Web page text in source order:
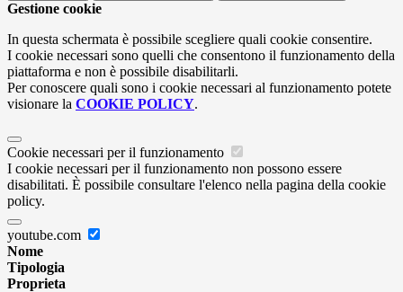
Gestione cookie
In questa schermata è possibile scegliere quali cookie consentire.
I cookie necessari sono quelli che consentono il funzionamento della
piattaforma e non è possibile disabilitarli.
Per conoscere quali sono i cookie necessari al funzionamento potete
visionare la COOKIE POLICY.
Cookie necessari per il funzionamento
I cookie necessari per il funzionamento non possono essere
disabilitati. È possibile consultare l'elenco nella pagina della cookie
policy.
youtube.com
Nome
Tipologia
Proprieta